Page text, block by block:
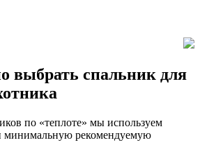
выбрать спальник для
по «теплоте» мы используем
минимальную рекомендуемую